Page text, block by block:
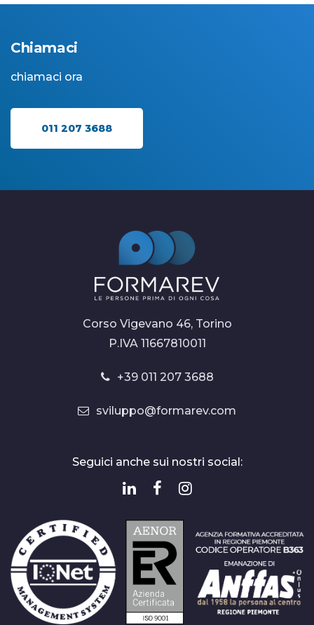
Chiamaci
chiamaci ora
011 207 3688
Corso Vigevano 46, Torino
P.IVA 11667810011
+39 011 207 3688
sviluppo@formarev.com
Seguici anche sui nostri social: